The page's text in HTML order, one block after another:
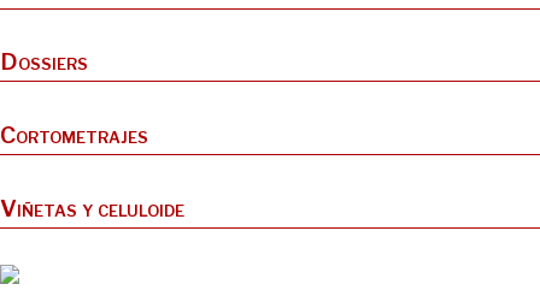
Dossiers
Cortometrajes
Viñetas y celuloide